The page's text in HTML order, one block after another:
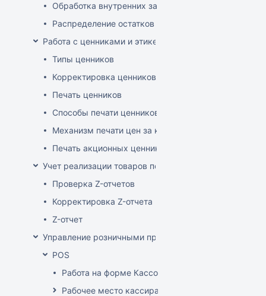
Обработка внутренних заказов
Распределение остатков склада по заказам
Работа с ценниками и этикетками
Типы ценников
Корректировка ценников
Печать ценников
Способы печати ценников
Механизм печати цен за килограмм/литр товара
Печать акционных ценников
Учет реализации товаров по кассе
Проверка Z-отчетов
Корректировка Z-отчета
Z-отчет
Управление розничными продажами
POS
Работа на форме Кассовые операции
Рабочее место кассира